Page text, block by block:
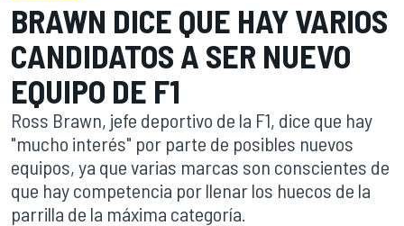
BRAWN DICE QUE HAY VARIOS
CANDIDATOS A SER NUEVO
EQUIPO DE F1
Ross Brawn, jefe deportivo de la F1, dice que hay
"mucho interés" por parte de posibles nuevos
equipos, ya que varias marcas son conscientes de
que hay competencia por llenar los huecos de la
parrilla de la máxima categoría.